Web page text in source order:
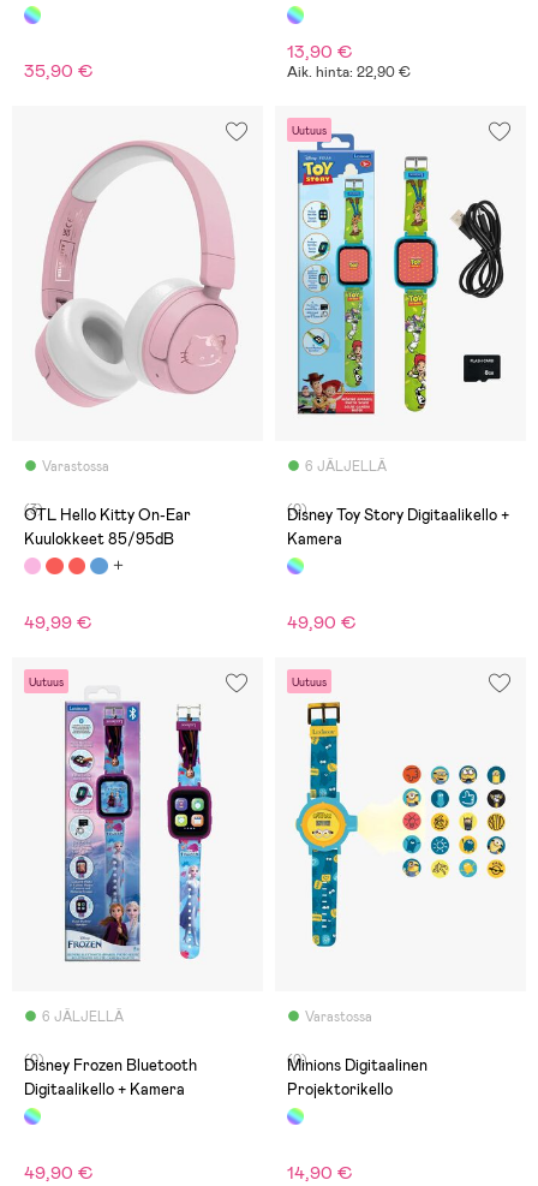
35,90 €
Piano 80x35 cm
13,90 €
Aik. hinta: 22,90 €
Varastossa
(3)
OTL Hello Kitty On-Ear
Kuulokkeet 85/95dB
49,99 €
Uutuus
6 JÄLJELLÄ
(0)
Disney Toy Story Digitaalikello +
Kamera
49,90 €
Uutuus
6 JÄLJELLÄ
(0)
Disney Frozen Bluetooth
Digitaalikello + Kamera
49,90 €
Uutuus
Varastossa
(0)
Minions Digitaalinen
Projektorikello
14,90 €